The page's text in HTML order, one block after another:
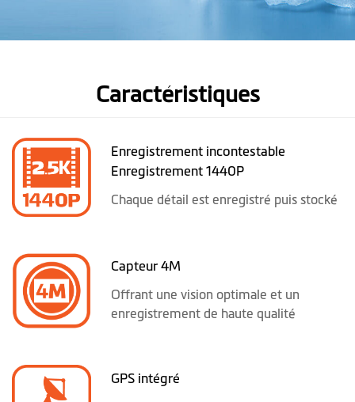
Caractéristiques
Enregistrement incontestable
Enregistrement 1440P
Chaque détail est enregistré puis stocké
Capteur 4M
Offrant une vision optimale et un
enregistrement de haute qualité
GPS intégré